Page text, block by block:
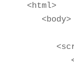
<html>
   <body>